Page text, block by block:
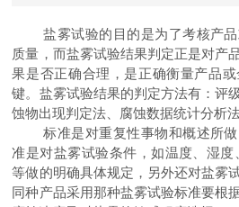
盐雾试验的目的是为了考核产
质量，而盐雾试验结果判定正是对产
果是否正确合理，是正确衡量产品
键。盐雾试验结果的判定方法有：评
蚀物出现判定法、腐蚀数据统计分析法
标准是对重复性事物和概述所
准是对盐雾试验条件，如温度、湿
等做的明确具体规定，另外还对盐雾
同种产品采用那种盐雾试验标准要根